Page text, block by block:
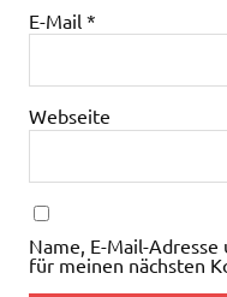
E-Mail *
Webseite
Name, E-Mail-
für meinen nächsten